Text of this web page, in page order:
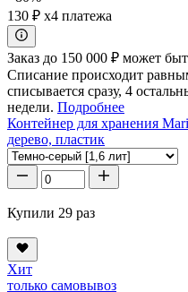
130 ₽ x4 платежа
Заказ до 150 000 ₽ может
Списание происходит
списывается сразу, 4
недели. Подробнее
Контейнер для хранения
дерево, пластик
Купили 29 раз
Хит
только самовывоз